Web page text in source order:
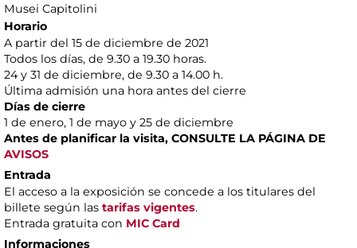
Musei Capitolini
Horario
A partir del 15 de diciembre de 2021
Todos los días, de 9.30 a 19.30 horas.
24 y 31 de diciembre, de 9.30 a 14.00 h.
Última admisión una hora antes del cierre
Días de cierre
1 de enero, 1 de mayo y 25 de diciembre
Antes de planificar la visita, CONSULTE LA PÁGINA DE
AVISOS
Entrada
El acceso a la exposición se concede a los titulares del
billete según las tarifas vigentes.
Entrada gratuita con MIC Card
Informaciones